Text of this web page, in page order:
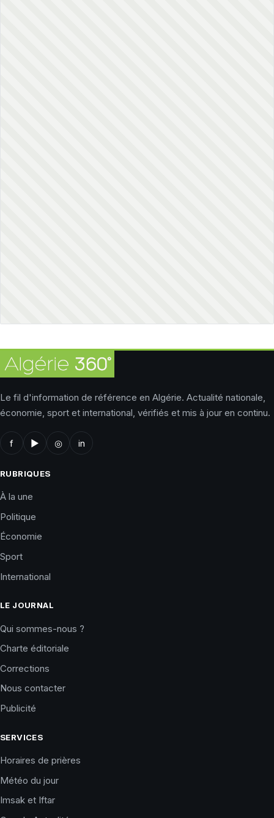
Le fil d'information de référence en Algérie. Actualité nationale,
économie, sport et international, vérifiés et mis à jour en continu.
f ▶ ◎ in
RUBRIQUES
À la une
Politique
Économie
Sport
International
LE JOURNAL
Qui sommes-nous ?
Charte éditoriale
Corrections
Nous contacter
Publicité
SERVICES
Horaires de prières
Météo du jour
Imsak et Iftar